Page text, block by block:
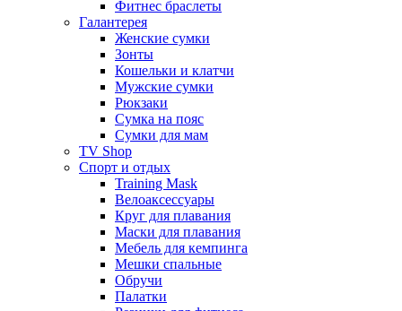
Фитнес браслеты
Галантерея
Женские сумки
Зонты
Кошельки и клатчи
Мужские сумки
Рюкзаки
Сумка на пояс
Сумки для мам
TV Shop
Спорт и отдых
Training Mask
Велоаксессуары
Круг для плавания
Маски для плавания
Мебель для кемпинга
Мешки спальные
Обручи
Палатки